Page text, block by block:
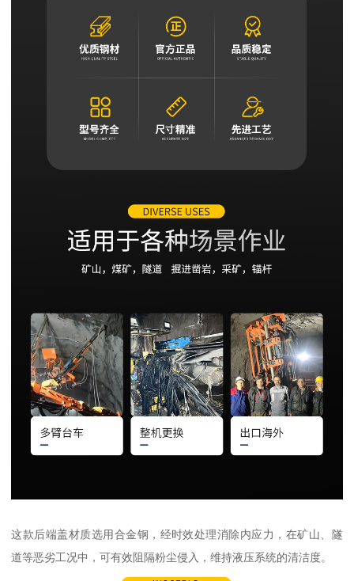
这款后端盖材质选用合金钢，经时效处理消除内应力，在矿山、隧
道等恶劣工况中，可有效阻隔粉尘侵入，维持液压系统的清洁度。